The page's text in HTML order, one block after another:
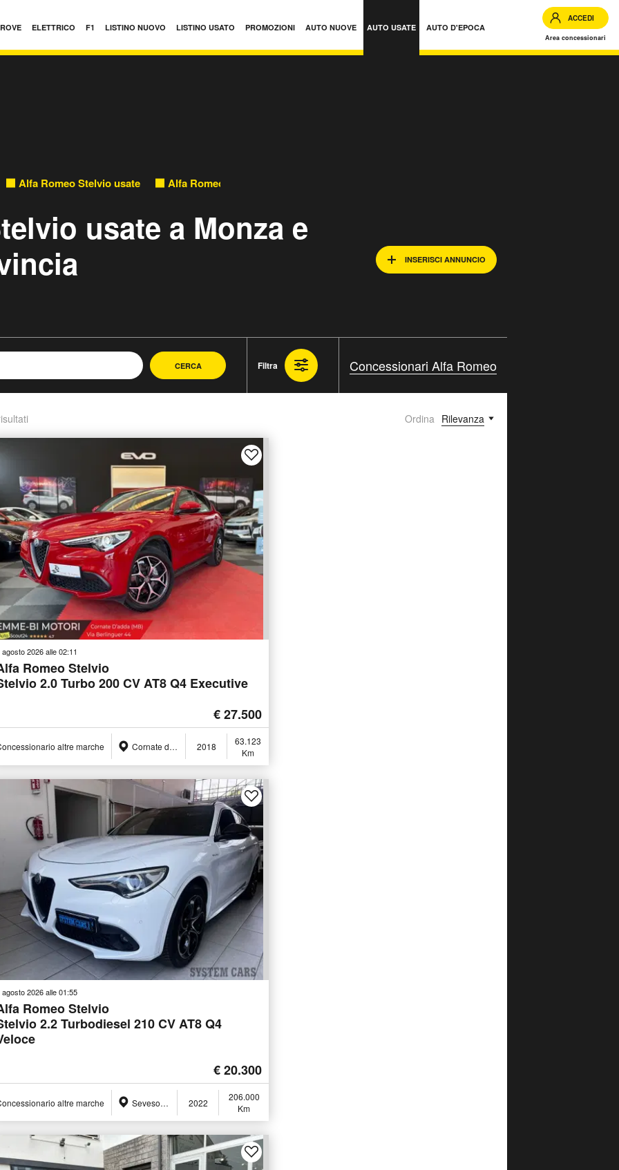
ELETTRICO F1 LISTINO NUOVO LISTINO USATO PROMOZIONI AUTO NUOVE AUTO USATE AUTO D'EPOCA
ACCEDI
Area concessionari
Alfa Romeo Stelvio usate Alfa Romeo Stelvio usate in Lombardia
usate a Monza e
INSERISCI ANNUNCIO
CERCA Filtra Concessionari Alfa Romeo
Ordina Rilevanza
agosto 2026 alle 02:11
Romeo Stelvio
2.0 Turbo 200 CV AT8 Q4 Executive
€ 27.500
altre marche Cornate d'Adda (MB) 2018
63.123
Km
agosto 2026 alle 01:55
Romeo Stelvio
2.2 Turbodiesel 210 CV AT8 Q4
€ 20.300
altre marche Seveso (MB) 2022
206.000
Km